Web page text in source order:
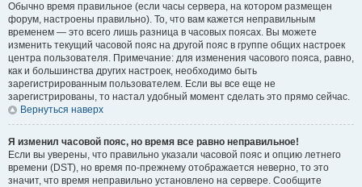
Обычно время правильное (если часы сервера, на котором размещен
форум, настроены правильно). То, что вам кажется неправильным
временем — это всего лишь разница в часовых поясах. Вы можете
изменить текущий часовой пояс на другой пояс в группе общих настроек
центра пользователя. Примечание: для изменения часового пояса, равно,
как и большинства других настроек, необходимо быть
зарегистрированным пользователем. Если вы все еще не
зарегистрированы, то настал удобный момент сделать это прямо сейчас.
Вернуться наверх
Я изменил часовой пояс, но время все равно неправильное!
Если вы уверены, что правильно указали часовой пояс и опцию летнего
времени (DST), но время по-прежнему отображается неверно, то это
значит, что время неправильно установлено на сервере. Сообщите